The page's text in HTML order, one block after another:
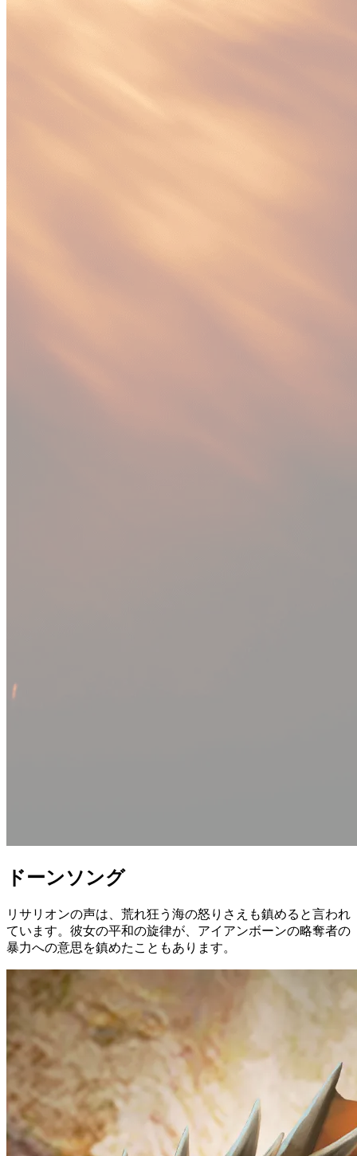
ドーンソング
リサリオンの声は、荒れ狂う海の怒りさえも鎮めると言われ
ています。彼女の平和の旋律が、アイアンボーンの略奪者の
暴力への意思を鎮めたこともあります。